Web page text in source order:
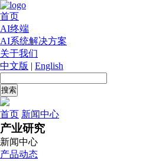
首页
AI终端
AI系统解决方案
关于我们
中文版 | English
首页 新闻中心
产业研究
新闻中心
产品动态